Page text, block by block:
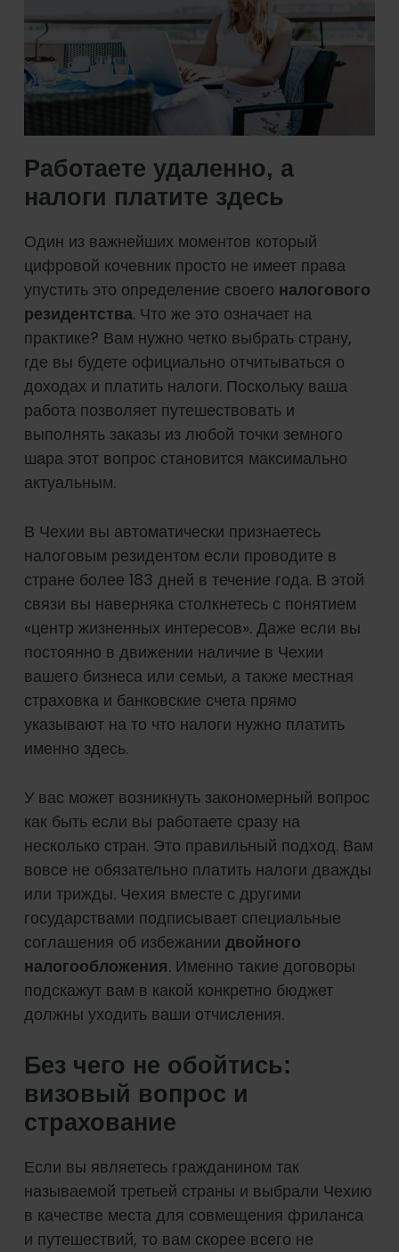
Работаете удаленно, а
налоги платите здесь
Один из важнейших моментов который
цифровой кочевник просто не имеет права
упустить это определение своего налогового
резидентства. Что же это означает на
практике? Вам нужно четко выбрать страну,
где вы будете официально отчитываться о
доходах и платить налоги. Поскольку ваша
работа позволяет путешествовать и
выполнять заказы из любой точки земного
шара этот вопрос становится максимально
актуальным.
В Чехии вы автоматически признаетесь
налоговым резидентом если проводите в
стране более 183 дней в течение года. В этой
связи вы наверняка столкнетесь с понятием
«центр жизненных интересов». Даже если вы
постоянно в движении наличие в Чехии
вашего бизнеса или семьи, а также местная
страховка и банковские счета прямо
указывают на то что налоги нужно платить
именно здесь.
У вас может возникнуть закономерный вопрос
как быть если вы работаете сразу на
несколько стран. Это правильный подход. Вам
вовсе не обязательно платить налоги дважды
или трижды. Чехия вместе с другими
государствами подписывает специальные
соглашения об избежании двойного
налогообложения. Именно такие договоры
подскажут вам в какой конкретно бюджет
должны уходить ваши отчисления.
Без чего не обойтись:
визовый вопрос и
страхование
Если вы являетесь гражданином так
называемой третьей страны и выбрали Чехию
в качестве места для совмещения фриланса
и путешествий, то вам скорее всего не